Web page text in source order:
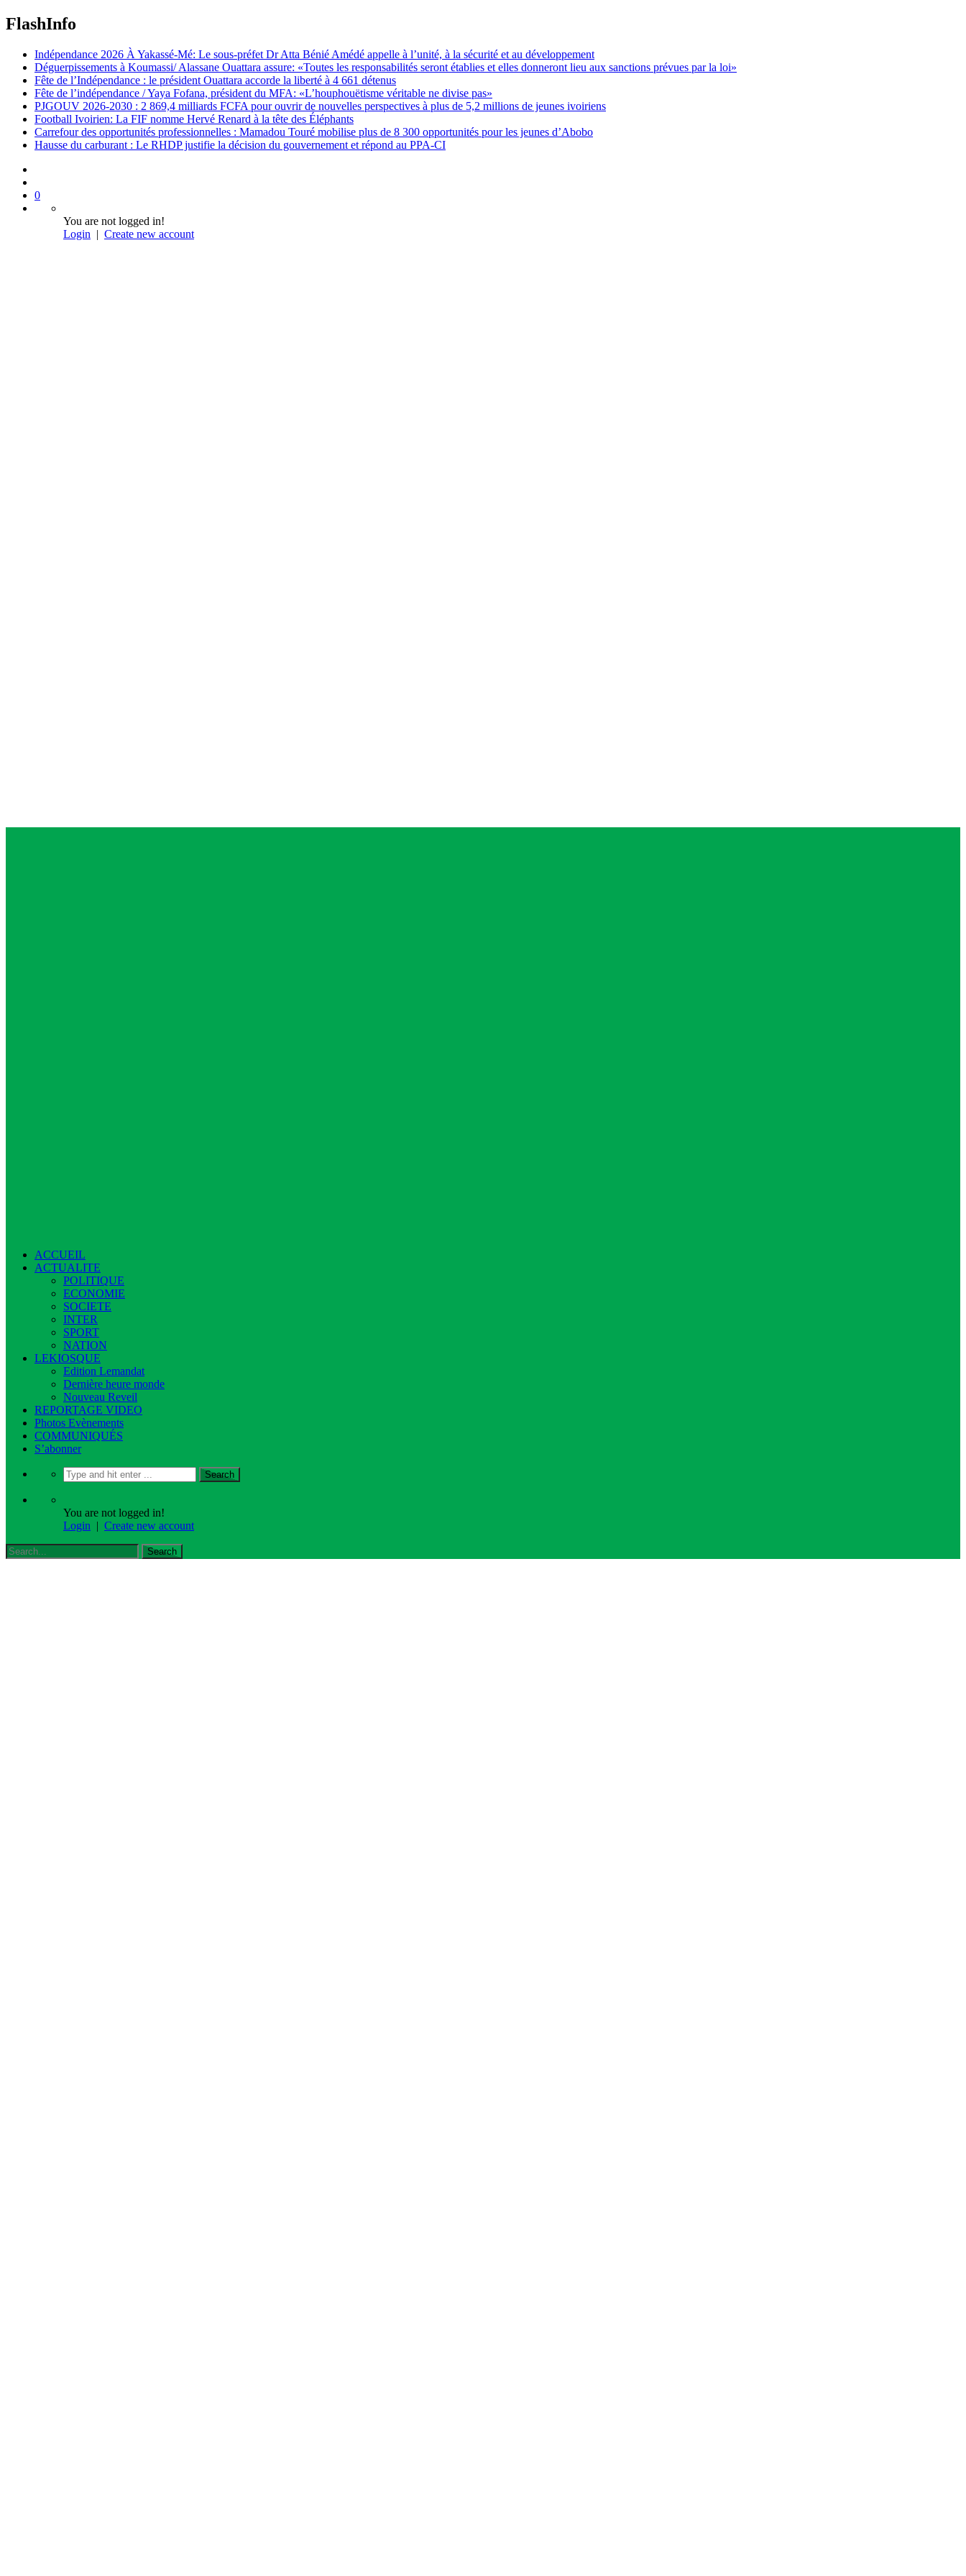
FlashInfo
Indépendance 2026 À Yakassé-Mé: Le sous-préfet Dr Atta Bénié Amédé appelle à l’unité, à la sécurité et au développement
Déguerpissements à Koumassi/ Alassane Ouattara assure: «Toutes les responsabilités seront établies et elles donneront lieu aux sanctions prévues par la loi»
Fête de l’Indépendance : le président Ouattara accorde la liberté à 4 661 détenus
Fête de l’indépendance / Yaya Fofana, président du MFA: «L’houphouëtisme véritable ne divise pas»
PJGOUV 2026-2030 : 2 869,4 milliards FCFA pour ouvrir de nouvelles perspectives à plus de 5,2 millions de jeunes ivoiriens
Football Ivoirien: La FIF nomme Hervé Renard à la tête des Éléphants
Carrefour des opportunités professionnelles : Mamadou Touré mobilise plus de 8 300 opportunités pour les jeunes d’Abobo
Hausse du carburant : Le RHDP justifie la décision du gouvernement et répond au PPA-CI
0
You are not logged in!
Login | Create new account
ACCUEIL
ACTUALITE
POLITIQUE
ECONOMIE
SOCIETE
INTER
SPORT
NATION
LEKIOSQUE
Edition Lemandat
Dernière heure monde
Nouveau Reveil
REPORTAGE VIDEO
Photos Evènements
COMMUNIQUÉS
S’abonner
You are not logged in!
Login | Create new account